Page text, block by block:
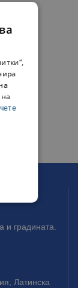
и градината.
Латинска